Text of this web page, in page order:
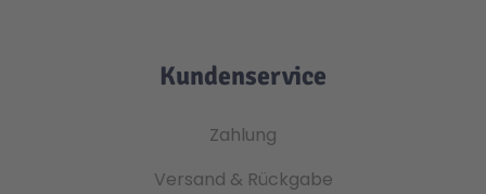
Kundenservice
Zahlung
Versand & Rückgabe